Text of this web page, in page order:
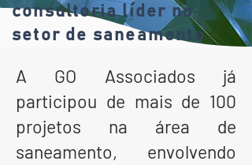
consultoria líder no
setor de saneamento
A GO Associados já
participou de mais de 100
projetos na área de
saneamento, envolvendo